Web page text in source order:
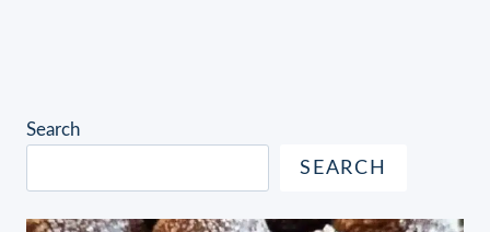
Search
SEARCH